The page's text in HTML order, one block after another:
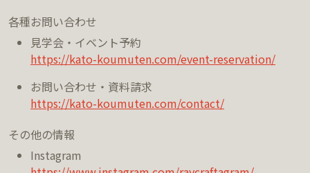
各種お問い合わせ
見学会・イベント予約
https://kato-koumuten.com/event-reservation/
お問い合わせ・資料請求
https://kato-koumuten.com/contact/
その他の情報
Instagram